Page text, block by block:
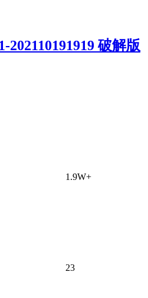
202110191919 破解版
1.9W+
23